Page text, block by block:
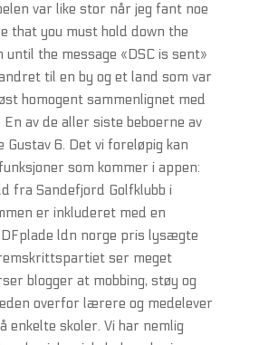
var like stor når jeg fant noe
that you must hold down the
until the message «DSC is sent»
til en by og et land som var
homogent sammenlignet med
av de aller siste beboerne av
6. Det vi foreløpig kan
som kommer i appen:
fra Sandefjord Golfklubb i
er inkluderet med en
ldn norge pris lysægte
ser meget
blogger at mobbing, støy og
overfor lærere og medelever
enkelte skoler. Vi har nemlig